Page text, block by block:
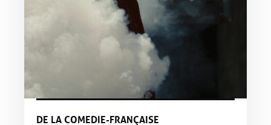
DE LA COMEDIE-FRANÇAISE